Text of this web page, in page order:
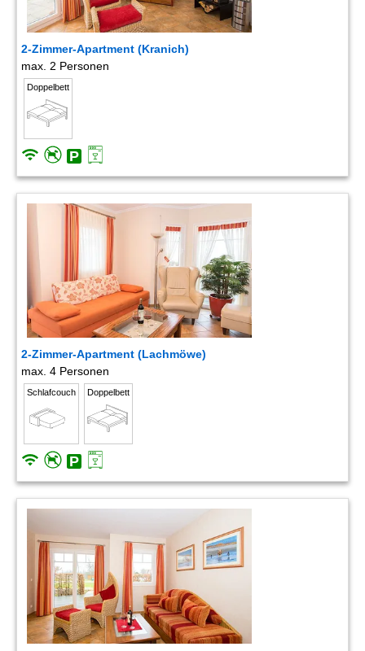
2-Zimmer-Apartment (Kranich)
max. 2 Personen
Doppelbett
2-Zimmer-Apartment (Lachmöwe)
max. 4 Personen
Schlafcouch Doppelbett